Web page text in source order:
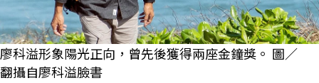
廖科溢形象陽光正向，曾先後獲得兩座金鐘獎。 圖／
翻攝自廖科溢臉書